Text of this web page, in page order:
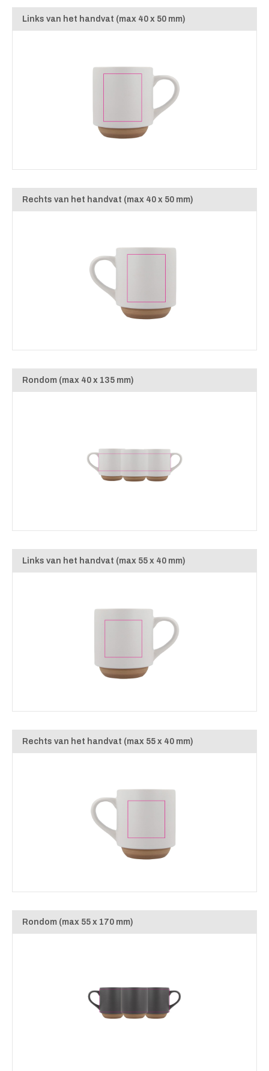
Links van het handvat (max 40 x 50 mm)
Rechts van het handvat (max 40 x 50 mm)
Rondom (max 40 x 135 mm)
Links van het handvat (max 55 x 40 mm)
Rechts van het handvat (max 55 x 40 mm)
Rondom (max 55 x 170 mm)